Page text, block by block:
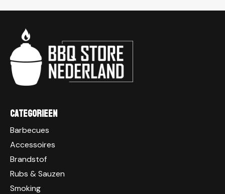
Categorieen
Barbecues
Accessoires
Brandstof
Rubs & Sauzen
Smoking